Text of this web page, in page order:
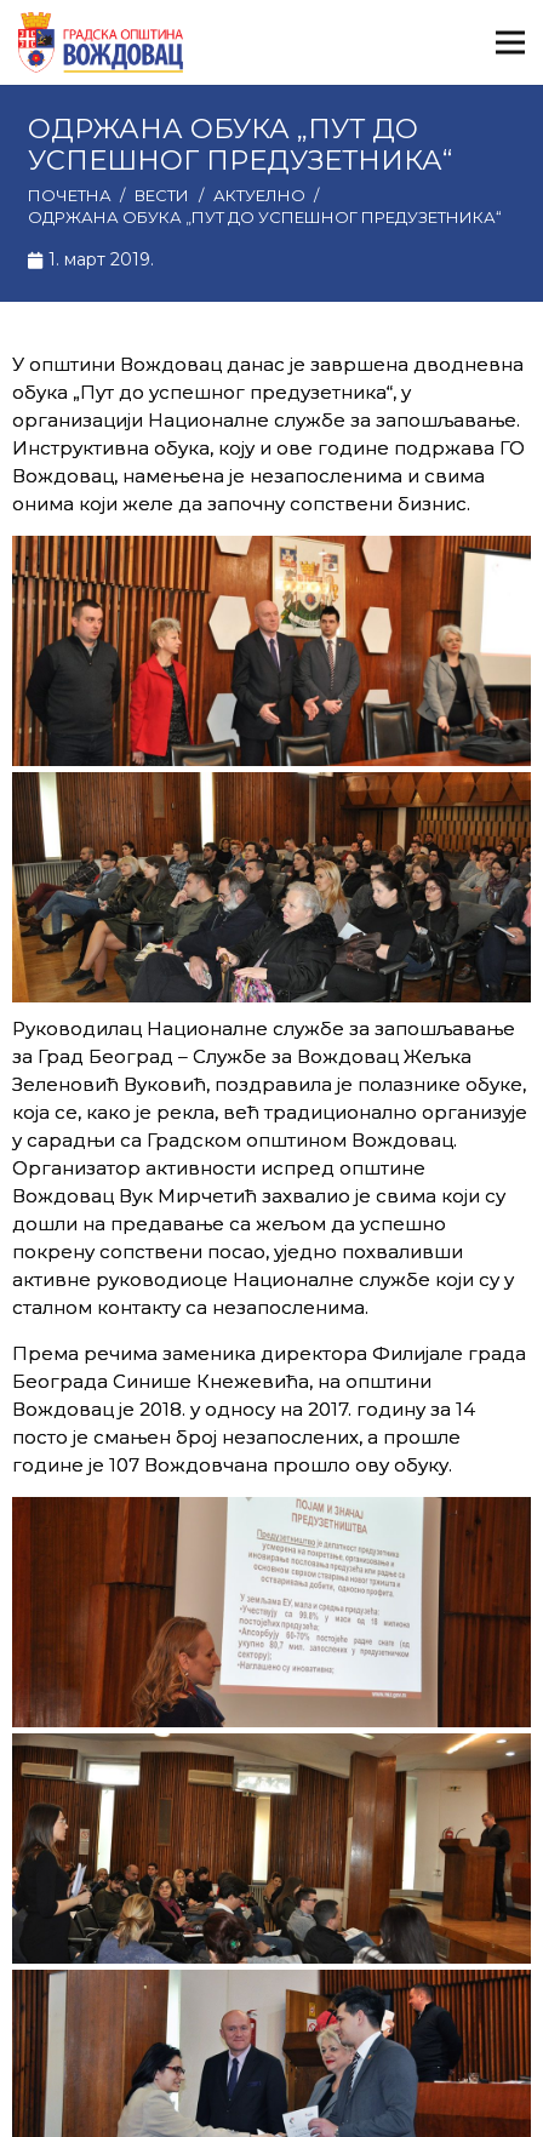
ОДРЖАНА ОБУКА „ПУТ ДО
УСПЕШНОГ ПРЕДУЗЕТНИКА“
ПОЧЕТНА / ВЕСТИ / АКТУЕЛНО /
ОДРЖАНА ОБУКА „ПУТ ДО УСПЕШНОГ ПРЕДУЗЕТНИКА“
1. март 2019.
У општини Вождовац данас је завршена дводневна
обука „Пут до успешног предузетника“, у
организацији Националне службе за запошљавање.
Инструктивна обука, коју и ове године подржава ГО
Вождовац, намењена је незапосленима и свима
онима који желе да започну сопствени бизнис.
Руководилац Националне службе за запошљавање
за Град Београд – Службе за Вождовац Жељка
Зеленовић Вуковић, поздравила је полазнике обуке,
која се, како је рекла, већ традиционално организује
у сарадњи са Градском општином Вождовац.
Организатор активности испред општине
Вождовац Вук Мирчетић захвалио је свима који су
дошли на предавање са жељом да успешно
покрену сопствени посао, уједно похваливши
активне руководиоце Националне службе који су у
сталном контакту са незапосленима.
Према речима заменика директора Филијале града
Београда Синише Кнежевића, на општини
Вождовац је 2018. у односу на 2017. годину за 14
посто је смањен број незапослених, а прошле
године је 107 Вождовчана прошло ову обуку.